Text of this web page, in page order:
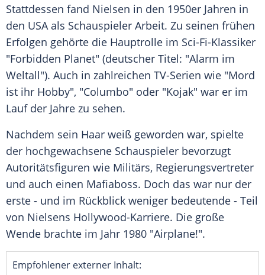
Stattdessen fand Nielsen in den 1950er Jahren in
den USA als Schauspieler Arbeit. Zu seinen frühen
Erfolgen gehörte die Hauptrolle im Sci-Fi-Klassiker
"Forbidden Planet" (deutscher Titel: "Alarm im
Weltall"). Auch in zahlreichen TV-Serien wie "Mord
ist ihr Hobby", "Columbo" oder "Kojak" war er im
Lauf der Jahre zu sehen.
Nachdem sein Haar weiß geworden war, spielte
der hochgewachsene Schauspieler bevorzugt
Autoritätsfiguren wie Militärs, Regierungsvertreter
und auch einen Mafiaboss. Doch das war nur der
erste - und im Rückblick weniger bedeutende - Teil
von Nielsens Hollywood-Karriere. Die große
Wende brachte im Jahr 1980 "Airplane!".
Empfohlener externer Inhalt: